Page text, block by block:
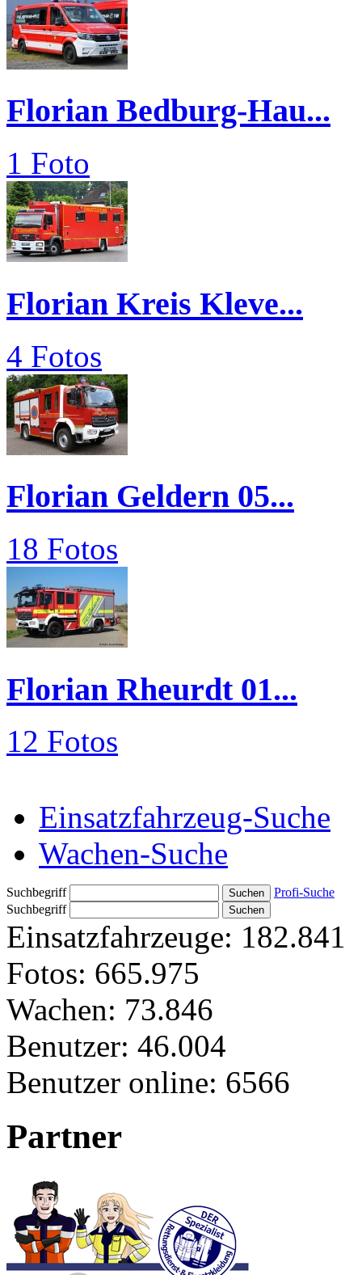
Florian Bedburg-Hau...
1 Foto
Florian Kreis Kleve...
4 Fotos
Florian Geldern 05...
18 Fotos
Florian Rheurdt 01...
12 Fotos
Einsatzfahrzeug-Suche
Wachen-Suche
Suchbegriff
Profi-Suche
Suchbegriff
Einsatzfahrzeuge: 182.841
Fotos: 665.975
Wachen: 73.846
Benutzer: 46.004
Benutzer online: 6566
Partner